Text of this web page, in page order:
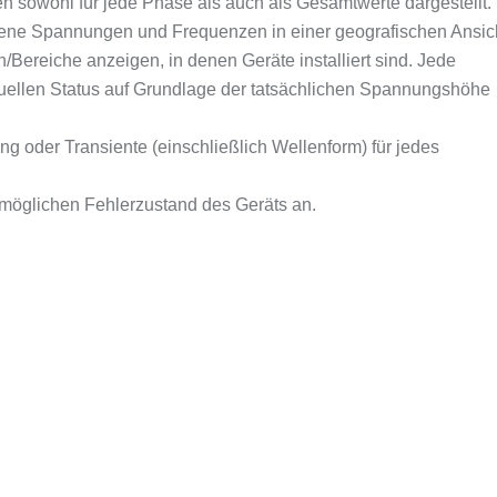
Spannungen und Frequenzen in einer geografischen
anzeigen, in denen Geräte installiert sind. Jede
Status auf Grundlage der tatsächlichen Spannungshöhe
oder Transiente (einschließlich Wellenform) für jedes
Fehlerzustand des Geräts an.